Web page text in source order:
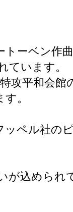
トーベン作
ています。
攻平和会館
。
ペル社の
が込められ